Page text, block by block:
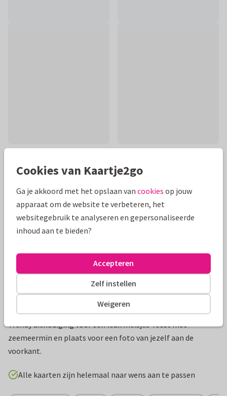
Mooie extra's bij je kaart
Trendy uitnodiging voor een leuk meisjes-feest met
zeemeermin en plaats voor een foto van jezelf aan de
voorkant.
Alle kaarten zijn helemaal naar wens aan te passen
Cookies van Kaartje2go
Ga je akkoord met het opslaan van cookies op jouw
apparaat om de website te verbeteren, het
websitegebruik te analyseren en gepersonaliseerde
inhoud aan te bieden?
Weigeren
Zelf instellen
Accepteren